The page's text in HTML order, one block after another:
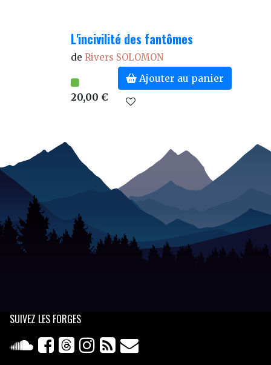
L'incivilité des fantômes
de Rivers SOLOMON
20,00 €
Ajouter au panier
SUIVEZ LES FORGES